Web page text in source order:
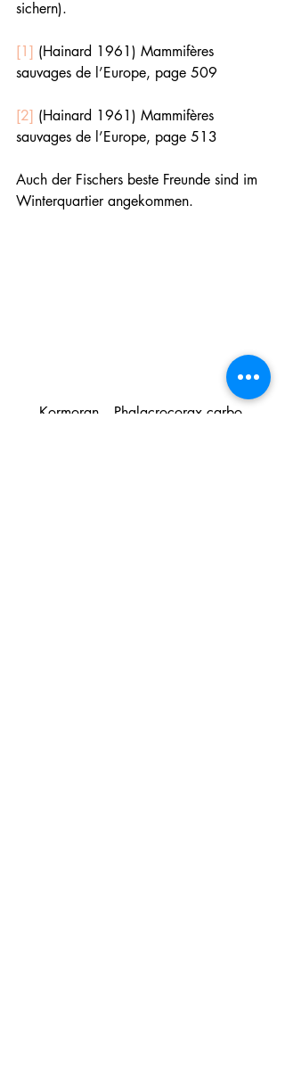
sichern).
[1] (Hainard 1961) Mammifères
sauvages de l’Europe, page 509
[2] (Hainard 1961) Mammifères
sauvages de l’Europe, page 513
Auch der Fischers beste Freunde sind im
Winterquartier angekommen.
Kormoran -  Phalacrocorax carbo